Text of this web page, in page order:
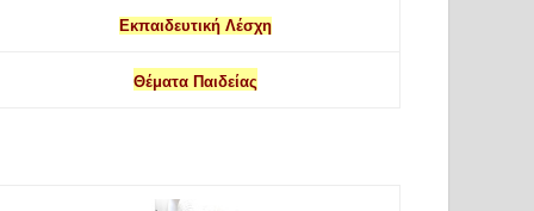
Εκπαιδευτική Λέσχη
Θέματα Παιδείας